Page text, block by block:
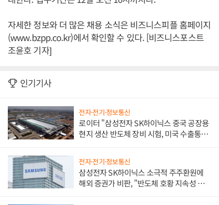
자세한 정보와 더 많은 채용 소식은 비즈니스피플 홈페이지
(www.bzpp.co.kr)에서 확인할 수 있다. [비즈니스포스트
조윤호 기자]
인기기사
전자·전기·정보통신
로이터 "삼성전자 SK하이닉스 중국 공장용
현지 생산 반도체 장비 시험, 미국 수출통제
전자·전기·정보통신
삼성전자 SK하이닉스 소극적 주주환원에
해외 증권가 비판, "반도체 호황 지속성 의